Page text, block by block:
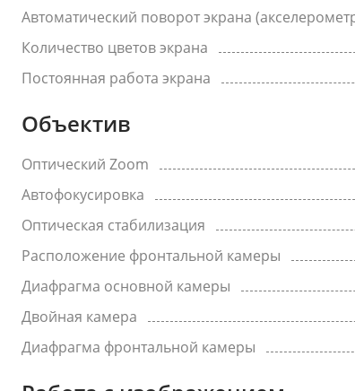
Автоматический поворот экрана
Количество цветов экрана
Постоянная работа экрана
Объектив
Оптический Zoom
Автофокусировка
Оптическая стабилизация
Расположение фронтальной камеры
Диафрагма основной камеры
Двойная камера
Диафрагма фронтальной камеры